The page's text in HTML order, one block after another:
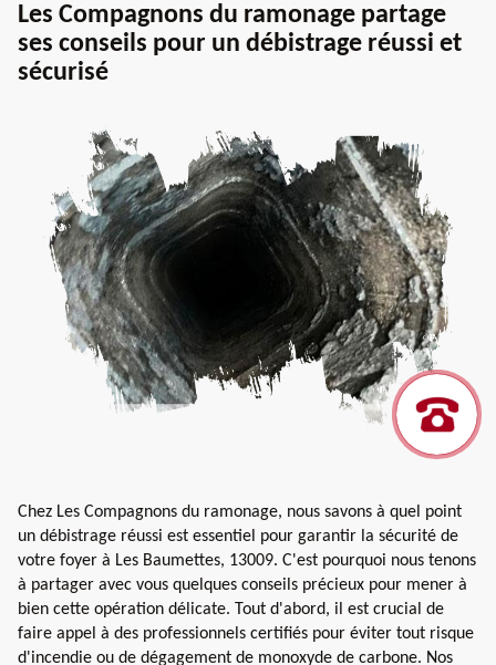
Les Compagnons du ramonage partage
ses conseils pour un débistrage réussi et
sécurisé
Chez Les Compagnons du ramonage, nous savons à quel point
un débistrage réussi est essentiel pour garantir la sécurité de
votre foyer à Les Baumettes, 13009. C'est pourquoi nous tenons
à partager avec vous quelques conseils précieux pour mener à
bien cette opération délicate. Tout d'abord, il est crucial de
faire appel à des professionnels certifiés pour éviter tout risque
d'incendie ou de dégagement de monoxyde de carbone. Nos